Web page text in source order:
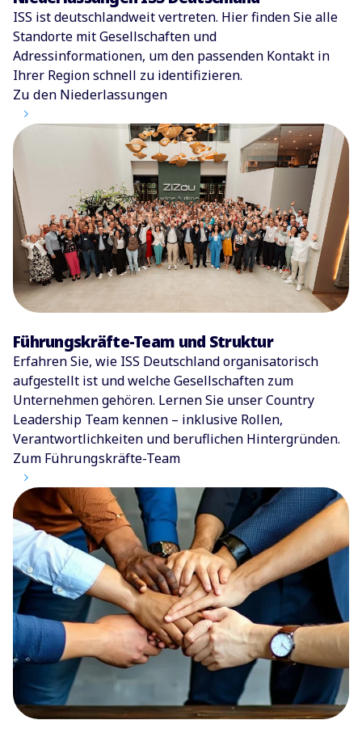
ISS ist deutschlandweit vertreten. Hier finden Sie alle
Standorte mit Gesellschaften und
Adressinformationen, um den passenden Kontakt in
Ihrer Region schnell zu identifizieren.
Zu den Niederlassungen
Führungskräfte-Team und Struktur
Erfahren Sie, wie ISS Deutschland organisatorisch
aufgestellt ist und welche Gesellschaften zum
Unternehmen gehören. Lernen Sie unser Country
Leadership Team kennen – inklusive Rollen,
Verantwortlichkeiten und beruflichen Hintergründen.
Zum Führungskräfte-Team